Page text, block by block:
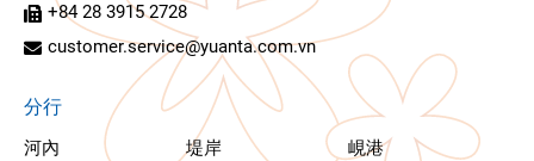
+84 28 3915 2728
customer.service@yuanta.com.vn
分行
河內 堤岸
峴港